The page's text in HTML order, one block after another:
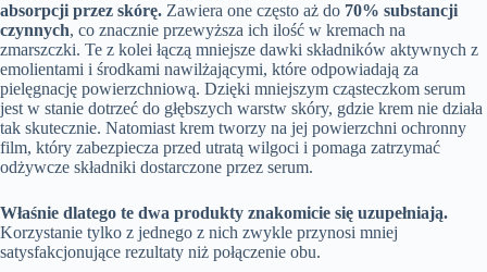
absorpcji przez skórę. Zawiera one często aż do 70% substancji
czynnych, co znacznie przewyższa ich ilość w kremach na
zmarszczki. Te z kolei łączą mniejsze dawki składników aktywnych z
emolientami i środkami nawilżającymi, które odpowiadają za
pielęgnację powierzchniową. Dzięki mniejszym cząsteczkom serum
jest w stanie dotrzeć do głębszych warstw skóry, gdzie krem nie działa
tak skutecznie. Natomiast krem tworzy na jej powierzchni ochronny
film, który zabezpiecza przed utratą wilgoci i pomaga zatrzymać
odżywcze składniki dostarczone przez serum.
Właśnie dlatego te dwa produkty znakomicie się uzupełniają.
Korzystanie tylko z jednego z nich zwykle przynosi mniej
satysfakcjonujące rezultaty niż połączenie obu.